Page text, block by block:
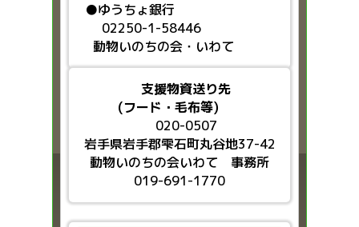
●ゆうちょ銀行
02250-1-58446
動物いのちの会・いわて
支援物資送り先
(フード・毛布等)
020-0507
岩手県岩手郡雫石町丸谷地37-42
動物いのちの会いわて 事務所
019-691-1770